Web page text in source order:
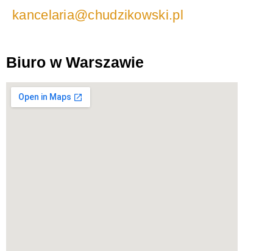
kancelaria@chudzikowski.pl
Biuro w Warszawie